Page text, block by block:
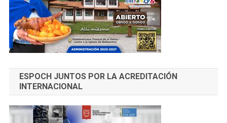
ESPOCH JUNTOS POR LA ACREDITACIÓN
INTERNACIONAL